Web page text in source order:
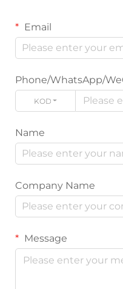
Email
Phone/WhatsApp/
KODE
Name
Company Name
Message